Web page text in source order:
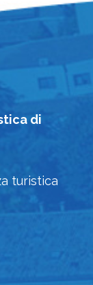
di
turistica